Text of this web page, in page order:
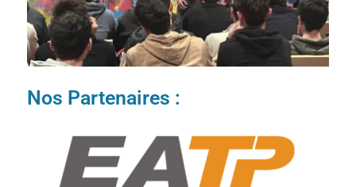
Nos Partenaires :